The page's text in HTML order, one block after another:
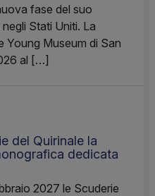
fase del suo
Stati Uniti. La
Young Museum di San
al […]
del Quirinale la
dedicata
2027 le Scuderie